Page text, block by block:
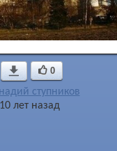
 0
ступников
лет назад